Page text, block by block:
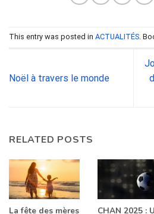
This entry was posted in ACTUALITÉS.
Noël à travers le monde
RELATED POSTS
La fête des mères
CHAN 2025 :